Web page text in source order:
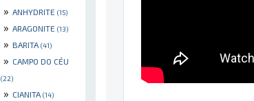
» ANHYDRITE (15)
» ARAGONITE (13)
» BARITA (41)
» CAMPO DO CÉU
(22)
» CIANITA (14)